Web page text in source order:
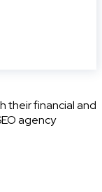
their financial and
agency